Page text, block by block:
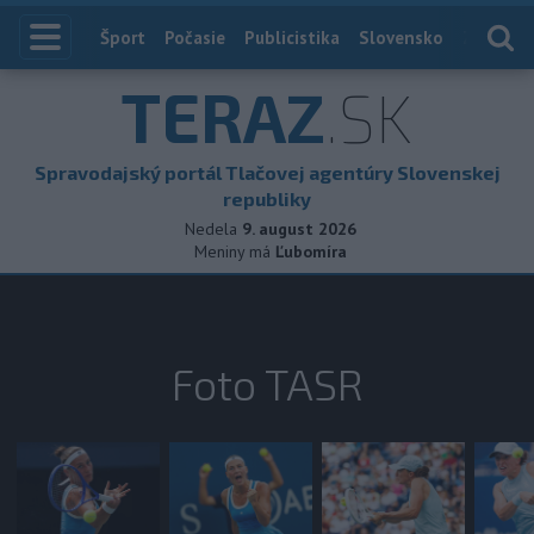
Index
Šport Počasie Publicistika Slovensko
TERAZ.SK
Spravodajský portál Tlačovej agentúry Slovenskej
republiky
Nedela 9. august 2026
Meniny má Ľubomíra
Foto TASR